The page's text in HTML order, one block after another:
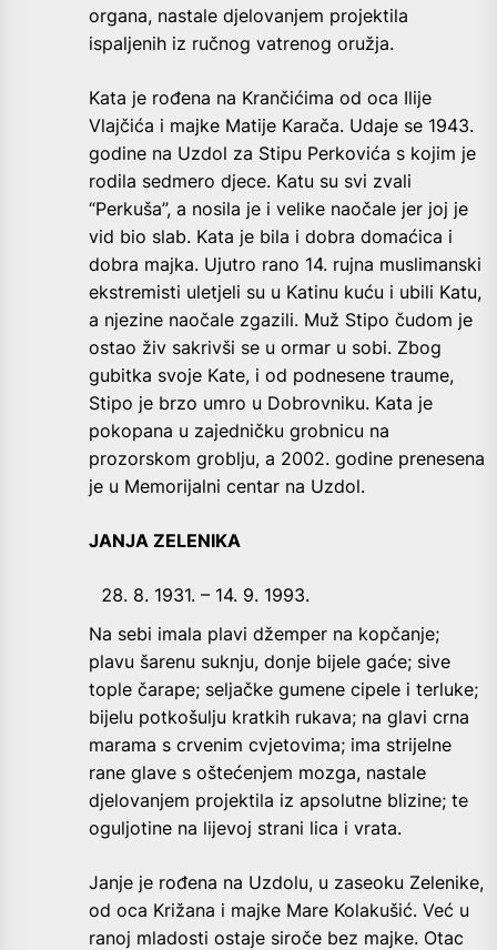
organa, nastale djelovanjem projektila
ispaljenih iz ručnog vatrenog oružja.
Kata je rođena na Krančićima od oca Ilije
Vlajčića i majke Matije Karača. Udaje se 1943.
godine na Uzdol za Stipu Perkovića s kojim je
rodila sedmero djece. Katu su svi zvali
“Perkuša”, a nosila je i velike naočale jer joj je
vid bio slab. Kata je bila i dobra domaćica i
dobra majka. Ujutro rano 14. rujna muslimanski
ekstremisti uletjeli su u Katinu kuću i ubili Katu,
a njezine naočale zgazili. Muž Stipo čudom je
ostao živ sakrivši se u ormar u sobi. Zbog
gubitka svoje Kate, i od podnesene traume,
Stipo je brzo umro u Dobrovniku. Kata je
pokopana u zajedničku grobnicu na
prozorskom groblju, a 2002. godine prenesena
je u Memorijalni centar na Uzdol.
JANJA ZELENIKA
8. 1931. – 14. 9. 1993.
Na sebi imala plavi džemper na kopčanje;
plavu šarenu suknju, donje bijele gaće; sive
tople čarape; seljačke gumene cipele i terluke;
bijelu potkošulju kratkih rukava; na glavi crna
marama s crvenim cvjetovima; ima strijelne
rane glave s oštećenjem mozga, nastale
djelovanjem projektila iz apsolutne blizine; te
oguljotine na lijevoj strani lica i vrata.
Janje je rođena na Uzdolu, u zaseoku Zelenike,
od oca Križana i majke Mare Kolakušić. Već u
ranoj mladosti ostaje siroče bez majke. Otac